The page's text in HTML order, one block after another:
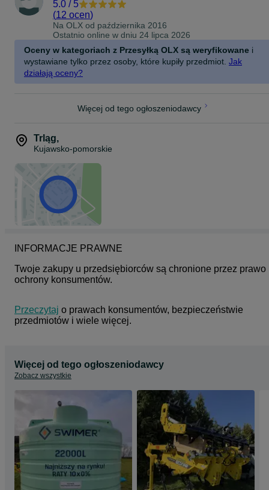
5.0 / 5
(12 ocen)
Na OLX od października 2016
Ostatnio online w dniu 24 lipca 2026
Oceny w kategoriach z Przesyłką OLX są weryfikowane i
wystawiane tylko przez osoby, które kupiły przedmiot. Jak
działają oceny?
Więcej od tego ogłoszeniodawcy
Trląg,
Kujawsko-pomorskie
INFORMACJE PRAWNE
Twoje zakupy u przedsiębiorców są chronione przez prawo
ochrony konsumentów.
Przeczytaj o prawach konsumentów, bezpieczeństwie
przedmiotów i wiele więcej.
Więcej od tego ogłoszeniodawcy
Zobacz wszystkie